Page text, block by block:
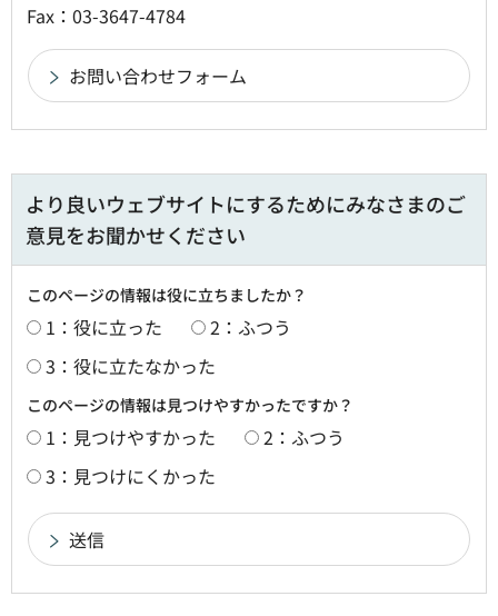
Fax：03-3647-4784
より良いウェブサイトにするためにみなさまのご
意見をお聞かせください
このページの情報は役に立ちましたか？
1：役に立った
2：ふつう
3：役に立たなかった
このページの情報は見つけやすかったですか？
1：見つけやすかった
2：ふつう
3：見つけにくかった